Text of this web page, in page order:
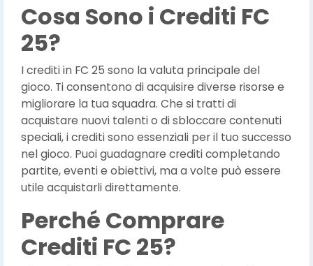
Cosa Sono i Crediti FC
25?
I crediti in FC 25 sono la valuta principale del
gioco. Ti consentono di acquisire diverse risorse e
migliorare la tua squadra. Che si tratti di
acquistare nuovi talenti o di sbloccare contenuti
speciali, i crediti sono essenziali per il tuo successo
nel gioco. Puoi guadagnare crediti completando
partite, eventi e obiettivi, ma a volte può essere
utile acquistarli direttamente.
Perché Comprare
Crediti FC 25?